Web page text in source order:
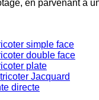
en parvenant à
simple face
double face
plate
Jacquard
directe